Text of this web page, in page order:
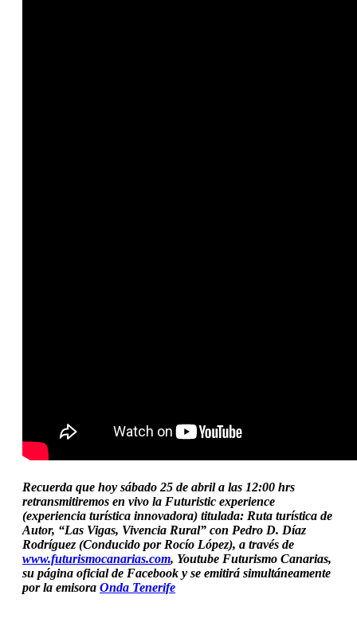
Recuerda que hoy sábado 25 de abril a las 12:00 hrs
retransmitiremos en vivo la Futuristic experience
(experiencia turística innovadora) titulada: Ruta turística de
Autor, “Las Vigas, Vivencia Rural” con Pedro D. Díaz
Rodríguez (Conducido por Rocío López), a través de
www.futurismocanarias.com, Youtube Futurismo Canarias,
su página oficial de Facebook y se emitirá simultáneamente
por la emisora Onda Tenerife